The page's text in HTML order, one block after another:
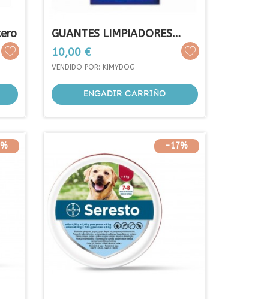
GUANTES LIMPIADORES
ARTERO
Prezo
10,00 €
VENDIDO POR: KIMYDOG
ENGADIR CARRIÑO
-17%